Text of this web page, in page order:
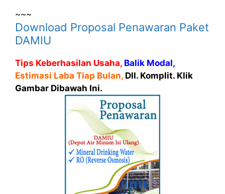
~~~
Download Proposal Penawaran Paket
DAMIU
Tips Keberhasilan Usaha, Balik Modal,
Estimasi Laba Tiap Bulan, Dll. Komplit. Klik
Gambar Dibawah Ini.